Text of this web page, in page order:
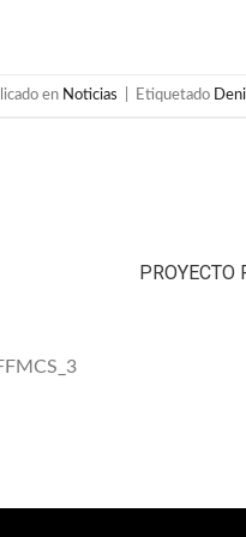
en Noticias Etiquetado
PROYECTO